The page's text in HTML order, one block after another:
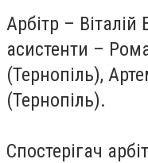
Арбітр –
асистенти –
(Тернопіль),
(Тернопіль).
Спостерігач